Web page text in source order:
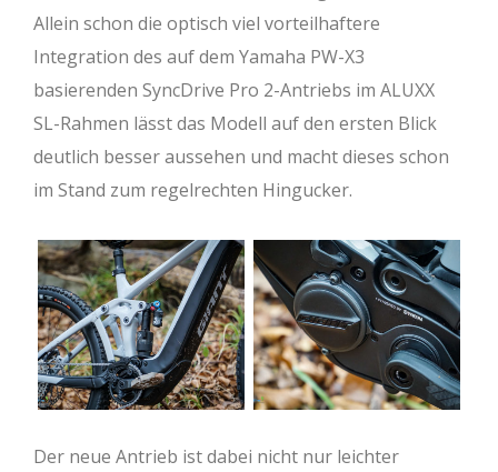
Allein schon die optisch viel vorteilhaftere
Integration des auf dem Yamaha PW-X3
basierenden SyncDrive Pro 2-Antriebs im ALUXX
SL-Rahmen lässt das Modell auf den ersten Blick
deutlich besser aussehen und macht dieses schon
im Stand zum regelrechten Hingucker.
Der neue Antrieb ist dabei nicht nur leichter